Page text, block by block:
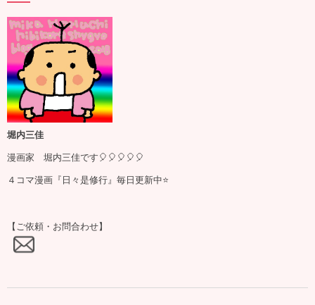
堀内三佳
漫画家 堀内三佳です🎈🎈🎈🎈🎈
４コマ漫画『日々是修行』毎日更新中⭐️
【ご依頼・お問合わせ】